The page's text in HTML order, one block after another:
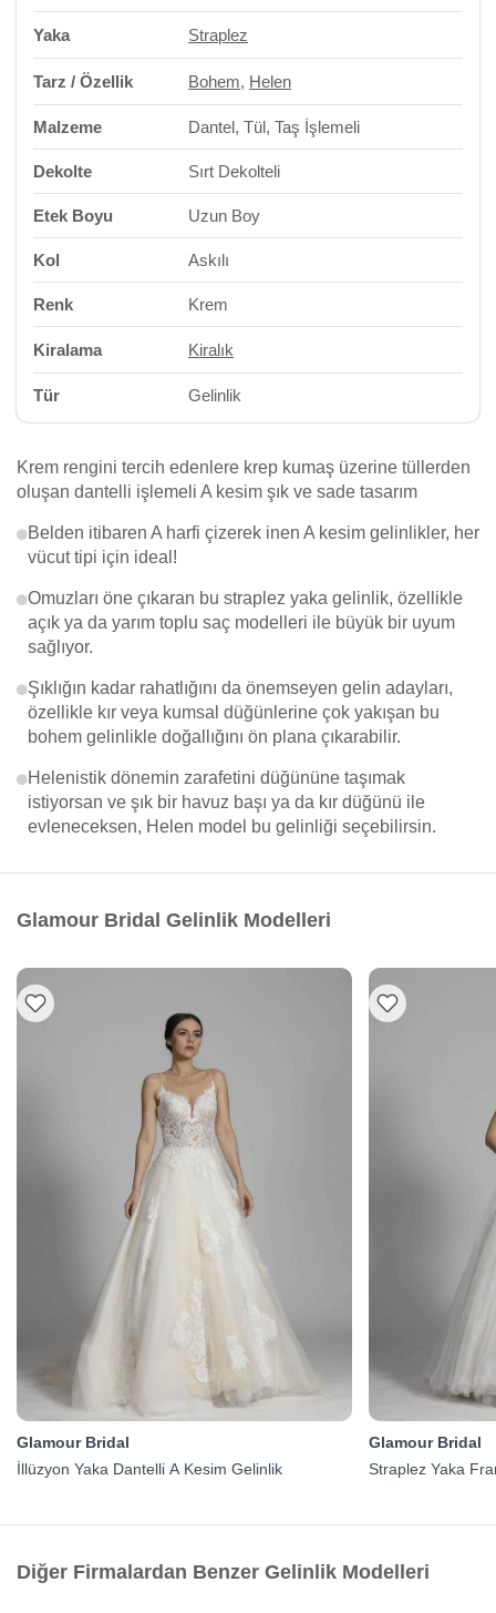
Yaka Straplez
Tarz / Özellik Bohem, Helen
Malzeme Dantel, Tül, Taş İşlemeli
Dekolte Sırt Dekolteli
Etek Boyu Uzun Boy
Kol Askılı
Renk Krem
Kiralama Kiralık
Tür Gelinlik
Krem rengini tercih edenlere krep kumaş üzerine tüllerden
oluşan dantelli işlemeli A kesim şık ve sade tasarım
Belden itibaren A harfi çizerek inen A kesim gelinlikler, her
vücut tipi için ideal!
Omuzları öne çıkaran bu straplez yaka gelinlik, özellikle
açık ya da yarım toplu saç modelleri ile büyük bir uyum
sağlıyor.
Şıklığın kadar rahatlığını da önemseyen gelin adayları,
özellikle kır veya kumsal düğünlerine çok yakışan bu
bohem gelinlikle doğallığını ön plana çıkarabilir.
Helenistik dönemin zarafetini düğününe taşımak
istiyorsan ve şık bir havuz başı ya da kır düğünü ile
evleneceksen, Helen model bu gelinliği seçebilirsin.
Glamour Bridal Gelinlik Modelleri
Glamour Bridal
İllüzyon Yaka Dantelli A Kesim Gelinlik
Glamour Bridal
Straplez Yaka
Diğer Firmalardan Benzer Gelinlik Modelleri